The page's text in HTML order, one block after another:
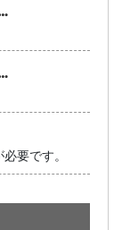
要です。